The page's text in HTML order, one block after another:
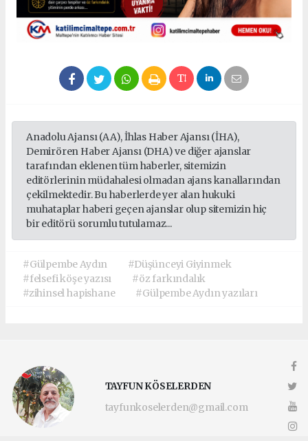
Anadolu Ajansı (AA), İhlas Haber Ajansı (İHA),
Demirören Haber Ajansı (DHA) ve diğer ajanslar
tarafından eklenen tüm haberler, sitemizin
editörlerinin müdahalesi olmadan ajans kanallarından
çekilmektedir. Bu haberlerde yer alan hukuki
muhataplar haberi geçen ajanslar olup sitemizin hiç
bir editörü sorumlu tutulamaz...
#Gülpembe Aydın
#Düşünceyi Giyinmek
#felsefi köşe yazısı
#öz farkındalık
#zihinsel hapishane
#Gülpembe Aydın yazıları
TAYFUN KÖSELERDEN
tayfunkoselerden@gmail.com